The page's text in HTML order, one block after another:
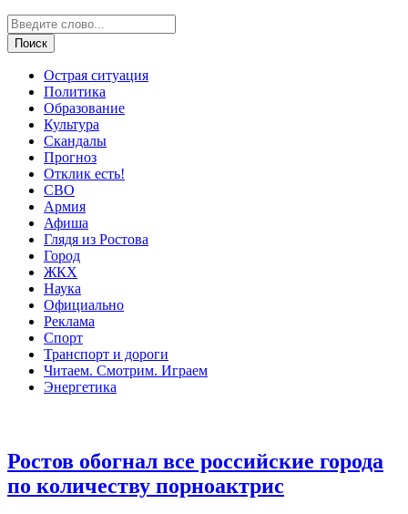
Острая ситуация
Политика
Образование
Культура
Скандалы
Прогноз
Отклик есть!
СВО
Армия
Афиша
Глядя из Ростова
Город
ЖКХ
Наука
Официально
Реклама
Спорт
Транспорт и дороги
Читаем. Смотрим. Играем
Энергетика
Ростов обогнал все российские города
по количеству порноактрис